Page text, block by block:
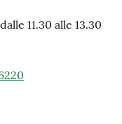
11.30 alle 13.30